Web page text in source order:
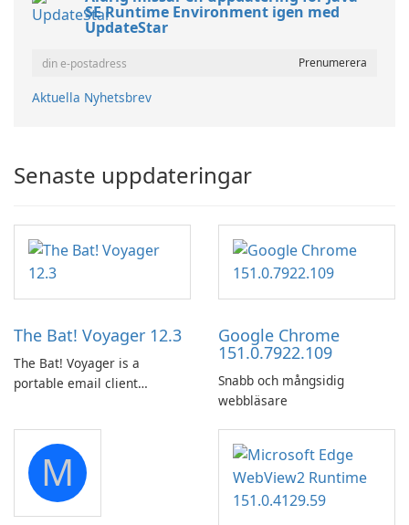
SE Runtime Environment igen med
UpdateStar
Aktuella Nyhetsbrev
Senaste uppdateringar
The Bat! Voyager 12.3
The Bat! Voyager is a
portable email client
portable media on any
computer running Microsoft
Windows.
Google Chrome
151.0.7922.109
Snabb och mångsidig
webbläsare
M